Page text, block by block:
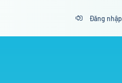
Đăng nhập